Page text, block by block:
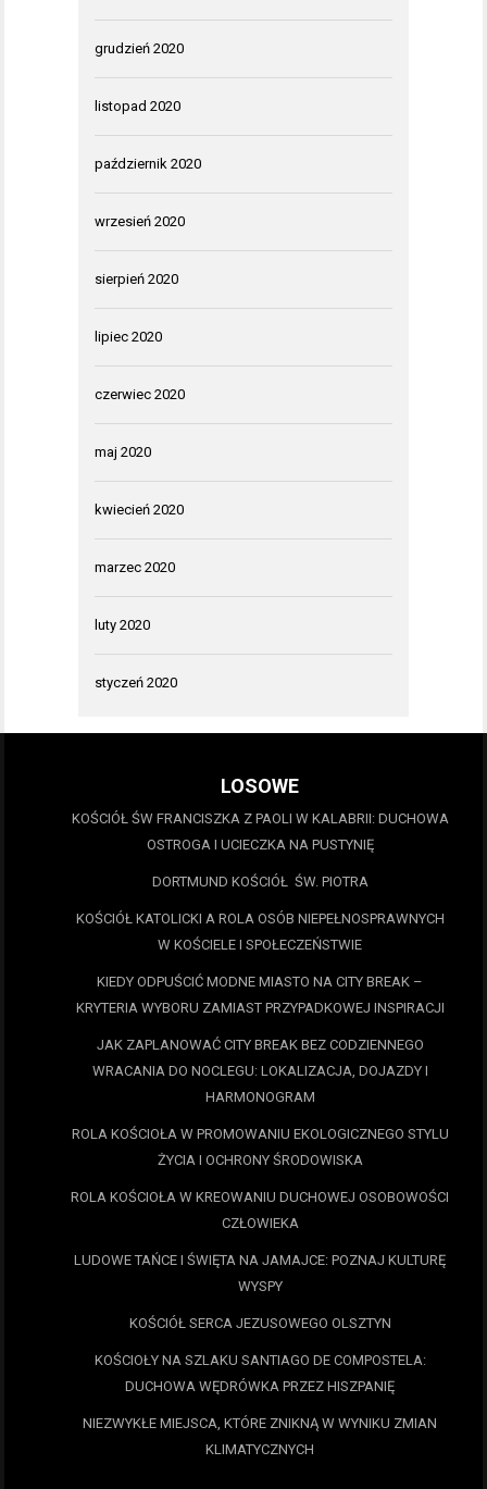
grudzień 2020
listopad 2020
październik 2020
wrzesień 2020
sierpień 2020
lipiec 2020
czerwiec 2020
maj 2020
kwiecień 2020
marzec 2020
luty 2020
styczeń 2020
LOSOWE
KOŚCIÓŁ ŚW FRANCISZKA Z PAOLI W KALABRII: DUCHOWA
OSTROGA I UCIECZKA NA PUSTYNIĘ
DORTMUND KOŚCIÓŁ ŚW. PIOTRA
KOŚCIÓŁ KATOLICKI A ROLA OSÓB NIEPEŁNOSPRAWNYCH
W KOŚCIELE I SPOŁECZEŃSTWIE
KIEDY ODPUŚCIĆ MODNE MIASTO NA CITY BREAK –
KRYTERIA WYBORU ZAMIAST PRZYPADKOWEJ INSPIRACJI
JAK ZAPLANOWAĆ CITY BREAK BEZ CODZIENNEGO
WRACANIA DO NOCLEGU: LOKALIZACJA, DOJAZDY I
HARMONOGRAM
ROLA KOŚCIOŁA W PROMOWANIU EKOLOGICZNEGO STYLU
ŻYCIA I OCHRONY ŚRODOWISKA
ROLA KOŚCIOŁA W KREOWANIU DUCHOWEJ OSOBOWOŚCI
CZŁOWIEKA
LUDOWE TAŃCE I ŚWIĘTA NA JAMAJCE: POZNAJ KULTURĘ
WYSPY
KOŚCIÓŁ SERCA JEZUSOWEGO OLSZTYN
KOŚCIOŁY NA SZLAKU SANTIAGO DE COMPOSTELA:
DUCHOWA WĘDRÓWKA PRZEZ HISZPANIĘ
NIEZWYKŁE MIEJSCA, KTÓRE ZNIKNĄ W WYNIKU ZMIAN
KLIMATYCZNYCH